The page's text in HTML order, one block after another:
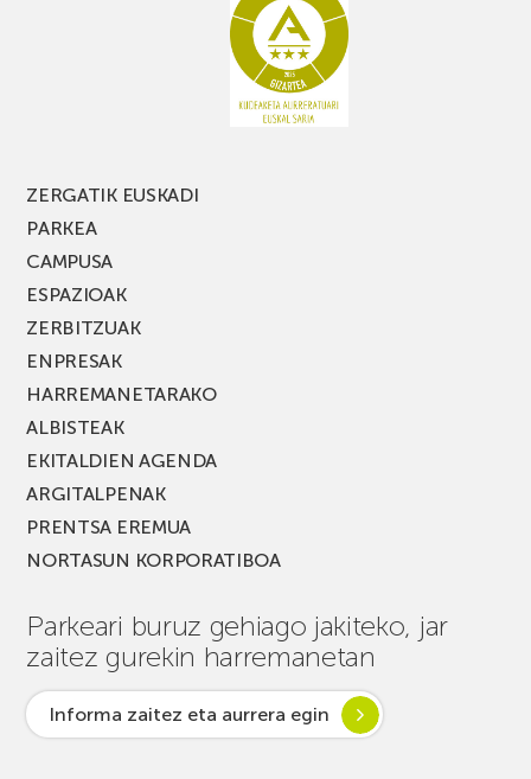
ZERGATIK EUSKADI
PARKEA
CAMPUSA
ESPAZIOAK
ZERBITZUAK
ENPRESAK
HARREMANETARAKO
ALBISTEAK
EKITALDIEN AGENDA
ARGITALPENAK
PRENTSA EREMUA
NORTASUN KORPORATIBOA
Parkeari buruz gehiago jakiteko, jar
zaitez gurekin harremanetan
Informa zaitez eta aurrera egin